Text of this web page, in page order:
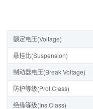
额定电压(Voltage)
悬挂比(Suspension)
制动器电压(Break Voltage)
防护等级(Prot.Class)
绝缘等级(Ins.Class)